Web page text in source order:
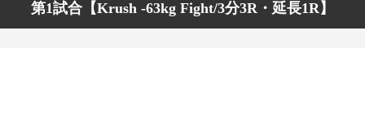
第1試合【Krush -63kg Fight/3分3R・延長1R】